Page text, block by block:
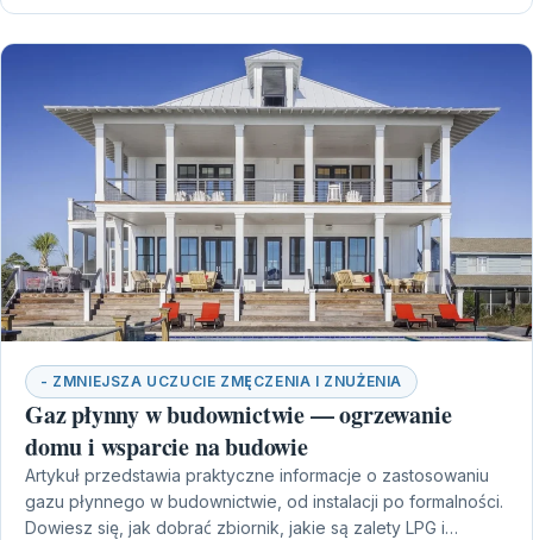
- ZMNIEJSZA UCZUCIE ZMĘCZENIA I ZNUŻENIA
Gaz płynny w budownictwie — ogrzewanie
domu i wsparcie na budowie
Artykuł przedstawia praktyczne informacje o zastosowaniu
gazu płynnego w budownictwie, od instalacji po formalności.
Dowiesz się, jak dobrać zbiornik, jakie są zalety LPG i…